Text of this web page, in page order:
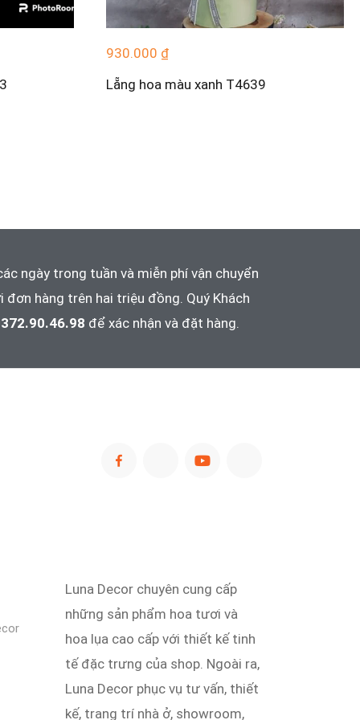
930.000 ₫
Lẵng hoa màu xanh T4639
ngày trong tuần và miễn phí vận chuyển
hàng trên hai triệu đồng. Quý Khách
để xác nhận và đặt hàng.
Luna Decor chuyên cung cấp
những sản phẩm hoa tươi và
hoa lụa cao cấp với thiết kế tinh
tế đặc trưng của shop. Ngoài ra,
Luna Decor phục vụ tư vấn, thiết
kế, trang trí nhà ở, showroom,